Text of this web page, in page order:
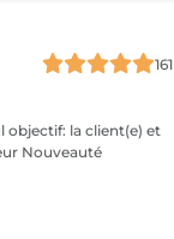
161
objectif: la client(e) et